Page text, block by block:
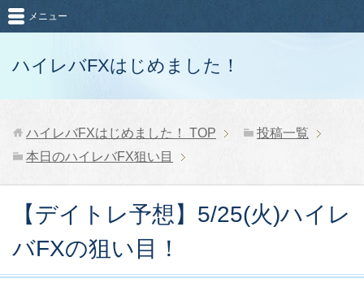
ハイレバFXはじめました！
メニュー
ハイレバFXはじめました！ TOP
投稿一覧
本日のハイレバFX狙い目
【デイトレ予想】5/25(火)ハイレ
バFXの狙い目！